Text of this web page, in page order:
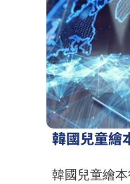
韓國兒童繪
韓國兒童繪